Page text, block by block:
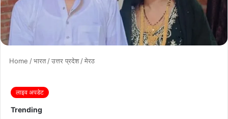
Home /भारत /उत्तर प्रदेश /मेरठ
लाइव अपडेट
Trending